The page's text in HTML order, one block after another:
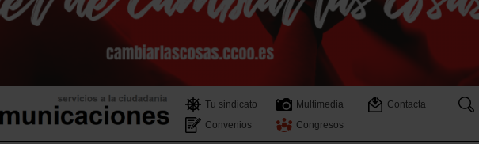
Tu sindicato Multimedia Contacta
Convenios
Congresos